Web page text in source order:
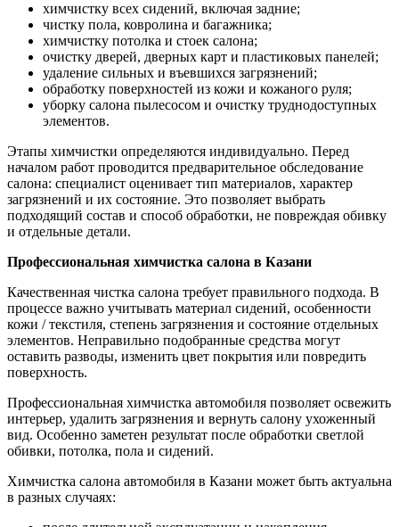
химчистку всех сидений, включая задние;
чистку пола, ковролина и багажника;
химчистку потолка и стоек салона;
очистку дверей, дверных карт и пластиковых панелей;
удаление сильных и въевшихся загрязнений;
обработку поверхностей из кожи и кожаного руля;
уборку салона пылесосом и очистку труднодоступных
элементов.
Этапы химчистки определяются индивидуально. Перед
началом работ проводится предварительное обследование
салона: специалист оценивает тип материалов, характер
загрязнений и их состояние. Это позволяет выбрать
подходящий состав и способ обработки, не повреждая обивку
и отдельные детали.
Профессиональная химчистка салона в Казани
Качественная чистка салона требует правильного подхода. В
процессе важно учитывать материал сидений, особенности
кожи / текстиля, степень загрязнения и состояние отдельных
элементов. Неправильно подобранные средства могут
оставить разводы, изменить цвет покрытия или повредить
поверхность.
Профессиональная химчистка автомобиля позволяет освежить
интерьер, удалить загрязнения и вернуть салону ухоженный
вид. Особенно заметен результат после обработки светлой
обивки, потолка, пола и сидений.
Химчистка салона автомобиля в Казани может быть актуальна
в разных случаях: